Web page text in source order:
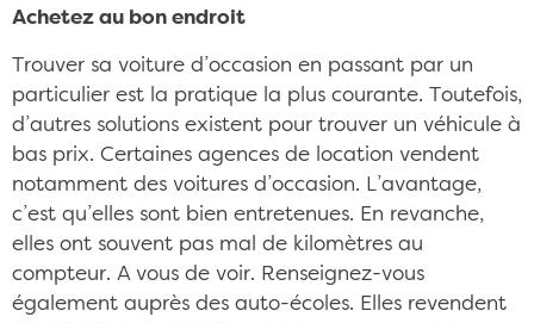
Achetez au bon endroit
Trouver sa voiture d’occasion en passant par un
particulier est la pratique la plus courante. Toutefois,
d’autres solutions existent pour trouver un véhicule à
bas prix. Certaines agences de location vendent
notamment des voitures d’occasion. L’avantage,
c’est qu’elles sont bien entretenues. En revanche,
elles ont souvent pas mal de kilomètres au
compteur. A vous de voir. Renseignez-vous
également auprès des auto-écoles. Elles revendent